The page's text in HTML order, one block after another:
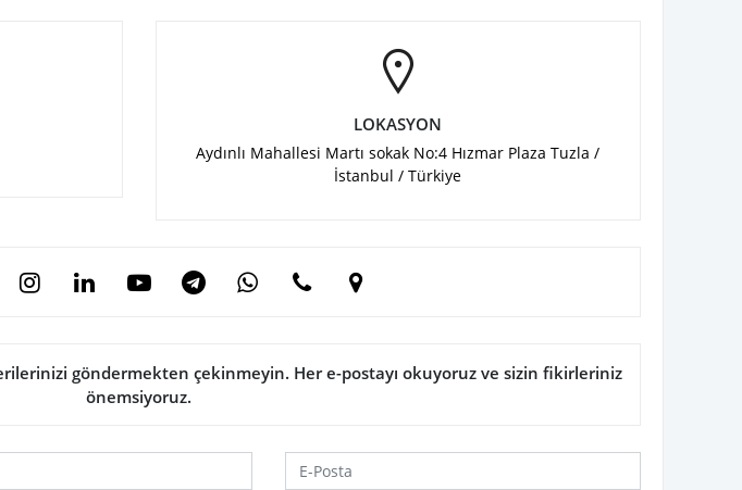
LOKASYON
Aydınlı Mahallesi Martı sokak No:4 Hızmar Plaza Tuzla /
İstanbul / Türkiye
göndermekten çekinmeyin. Her e-postayı okuyoruz ve sizin fikirleriniz
önemsiyoruz.